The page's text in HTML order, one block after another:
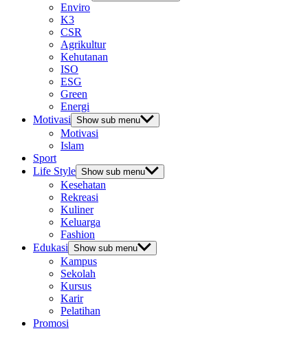
Enviro
K3
CSR
Agrikultur
Kehutanan
ISO
ESG
Green
Energi
Motivasi Show sub menu
Motivasi
Islam
Sport
Life Style Show sub menu
Kesehatan
Rekreasi
Kuliner
Keluarga
Fashion
Edukasi Show sub menu
Kampus
Sekolah
Kursus
Karir
Pelatihan
Promosi